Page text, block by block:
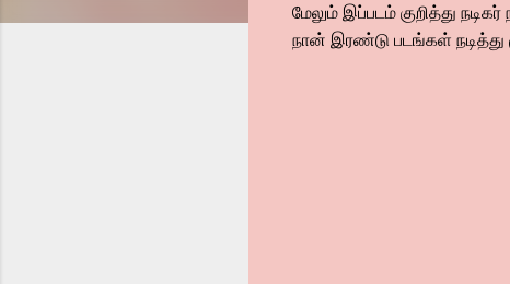
மேலும் இப்படம் குறித்து
நான் இரண்டு படங்கள் நடித்து